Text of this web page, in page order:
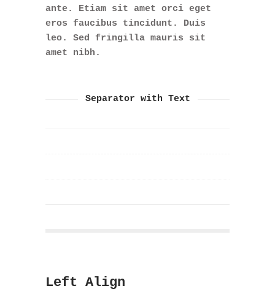
ante. Etiam sit amet orci eget
eros faucibus tincidunt. Duis
leo. Sed fringilla mauris sit
amet nibh.
Separator with Text
Left Align